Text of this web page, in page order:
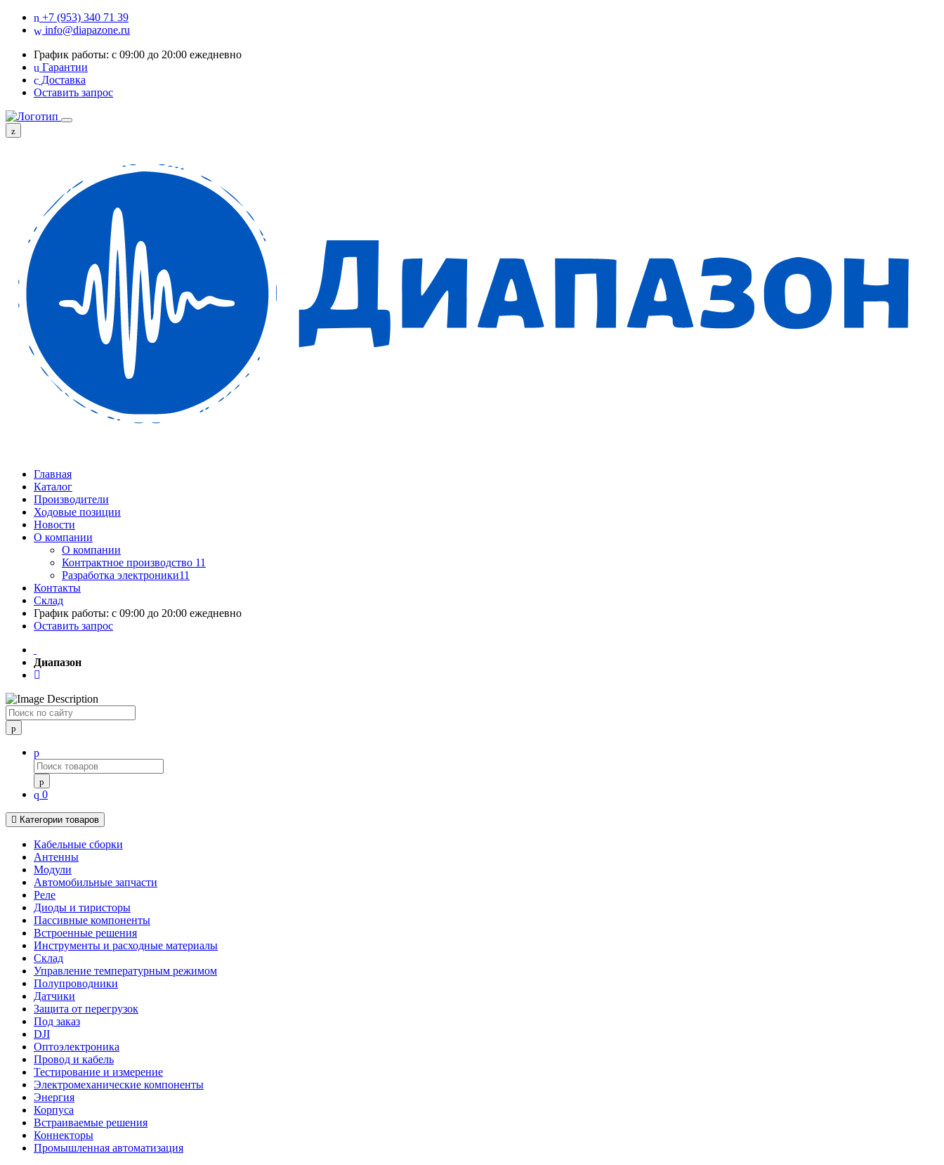
+7 (953) 340 71 39
info@diapazone.ru
График работы: с 09:00 до 20:00 ежедневно
Гарантии
Доставка
Оставить запрос
Главная
Каталог
Производители
Ходовые позиции
Новости
О компании
О компании
Контрактное производство 11
Разработка электроники11
Контакты
Склад
График работы: с 09:00 до 20:00 ежедневно
Оставить запрос
Диапазон
Поиск
0
Категории товаров
Кабельные сборки
Антенны
Модули
Автомобильные запчасти
Реле
Диоды и тиристоры
Пассивные компоненты
Встроенные решения
Инструменты и расходные материалы
Склад
Управление температурным режимом
Полупроводники
Датчики
Защита от перегрузок
Под заказ
DJI
Оптоэлектроника
Провод и кабель
Тестирование и измерение
Электромеханические компоненты
Энергия
Корпуса
Встраиваемые решения
Коннекторы
Промышленная автоматизация